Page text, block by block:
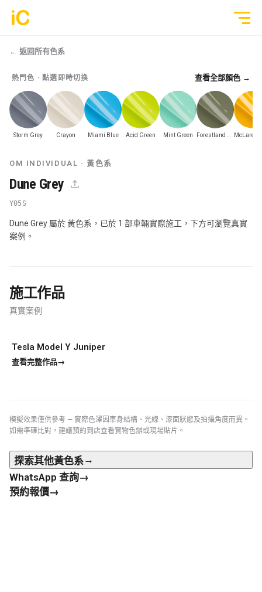
鍍膜塗層
GYEON 傳統鍍膜塗層
ULGO® Black Infinity™ 自修復鍍膜
轉色 OM® Individual Color PPF
玻璃隔熱膜
行車紀錄儀安裝
為您推薦
全部作品
透明 PPF
轉色 Color PPF
鍍膜 Coating
← 返回所有色系
熱門色 · 點選即時切換 查看全部顏色 →
Storm Grey Crayon Miami Blue Acid Green Mint Green
OM INDIVIDUAL · 黃色系
Dune Grey
Y05S
Dune Grey 屬於 黃色系，已於 1 部車輛實際施工，下方可瀏覽真實
案例。
施工作品
真實案例
真實案例
Tesla Model Y Juniper
查看完整作品→
模擬效果僅供參考 — 實際色澤因車身結構、光線、漆面狀態及拍攝角度而異。
如需準確比對，建議預約到店查看實物色辦或現場貼片。
探索其他黃色系→
WhatsApp 查詢→
預約報價→